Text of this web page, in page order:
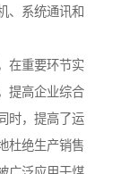
、系统通讯和
在重要环节实
提高企业综合
时，提高了运
杜绝生产销售